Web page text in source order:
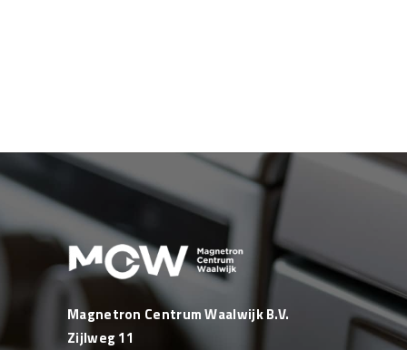
Magnetron Centrum Waalwijk B.V.
Zijlweg 11